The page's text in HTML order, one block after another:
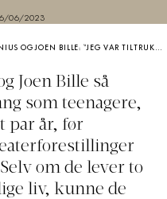
06/2023
VAR TILTRUKKET AF ALT DET, JOEN REPRÆSENTEREDE. DET VAR DEN VERDEN, JEG DRØMTE OM”
Joen Bille så
som teenagere,
par år, før
om de lever to
liv, kunne de